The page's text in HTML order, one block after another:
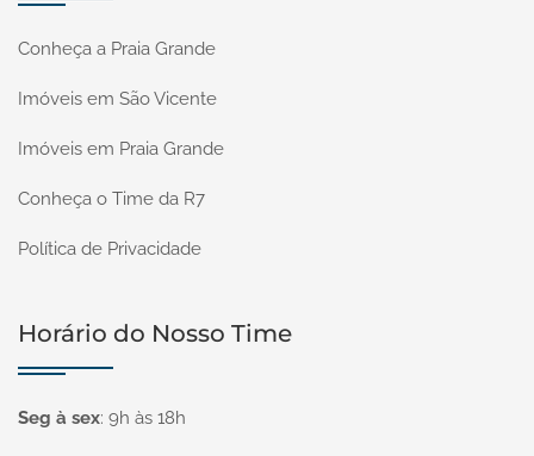
Conheça a Praia Grande
Imóveis em São Vicente
Imóveis em Praia Grande
Conheça o Time da R7
Política de Privacidade
Horário do Nosso Time
Seg à sex: 9h às 18h